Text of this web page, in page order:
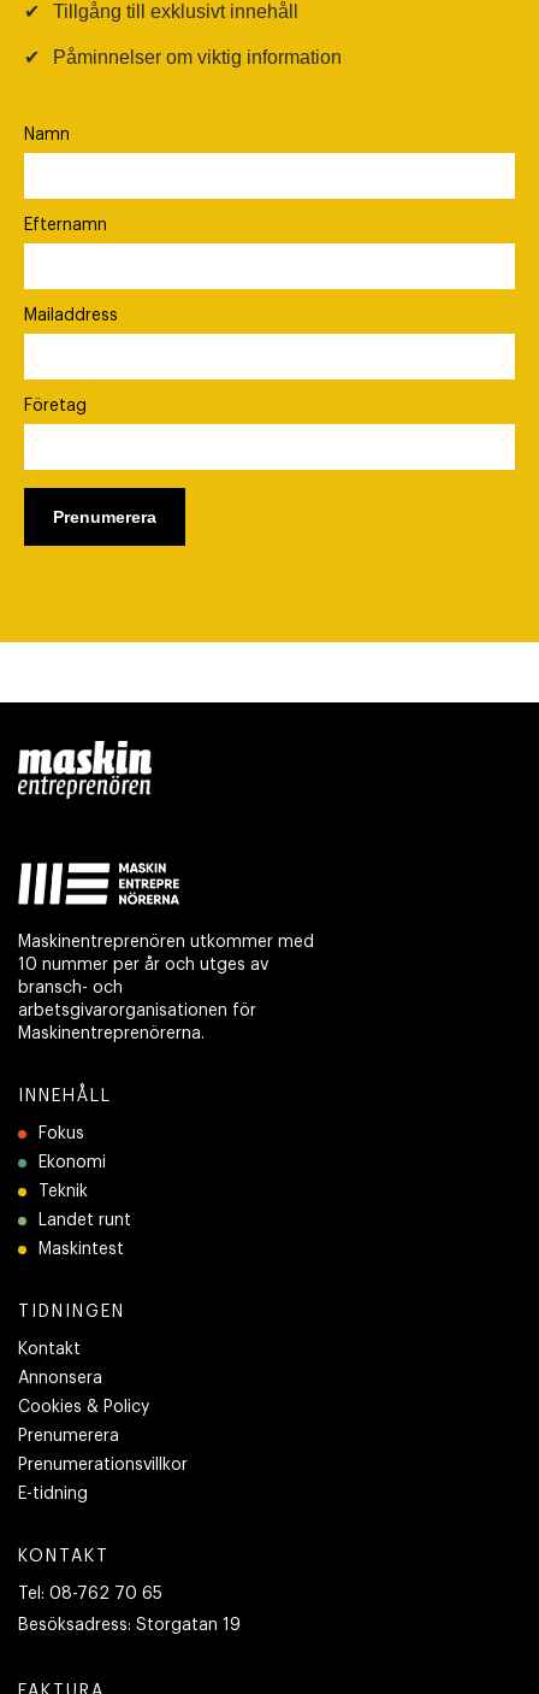
✔ Tillgång till exklusivt innehåll
✔ Påminnelser om viktig information
Namn
Efternamn
Mailaddress
Företag
Maskinentreprenören utkommer med
10 nummer per år och utges av
bransch- och
arbetsgivarorganisationen för
Maskinentreprenörerna.
INNEHÅLL
Fokus
Ekonomi
Teknik
Landet runt
Maskintest
TIDNINGEN
Kontakt
Annonsera
Cookies & Policy
Prenumerera
Prenumerationsvillkor
E-tidning
KONTAKT
Tel: 08-762 70 65
Besöksadress: Storgatan 19